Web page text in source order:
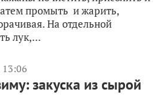
промыть и жарить,
На отдельной
лук,...
13:06
закуска из сырой